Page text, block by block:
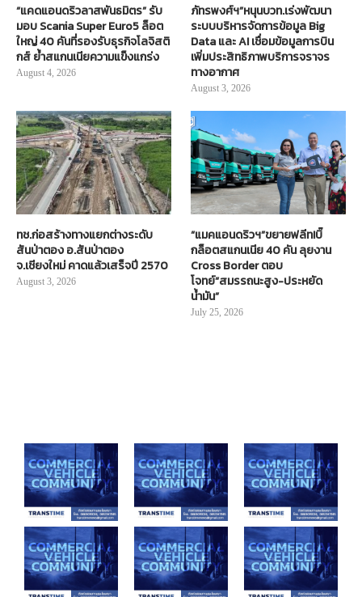
“แคดแอนดริวลาสพันธมิตร” รับ
มอบ Scania Super Euro5 ล็อต
ใหญ่ 40 คันที่รองรับธุรกิจโลจิสติ
กส์ ย้ำสแกนเนียความแข็งแกร่ง
August 4, 2026
ภัทรพงศ์ฯ”หนุนบวท.เร่งพัฒนา
ระบบบริหารจัดการข้อมูล Big
Data และ AI เชื่อมข้อมูลการบิน
เพิ่มประสิทธิภาพบริการจราจร
ทางอากาศ
August 3, 2026
ทช.ก่อสร้างทางแยกต่างระดับ
สันป่าตอง อ.สันป่าตอง
จ.เชียงใหม่ คาดแล้วเสร็จปี 2570
August 3, 2026
“แมคแอนดริวฯ”ขยายฟลีท!บิ๊
กล็อตสแกนเนีย 40 คัน ลุยงาน
Cross Border ตอบ
โจทย์“สมรรถนะสูง-ประหยัด
น้ำมัน”
July 25, 2026